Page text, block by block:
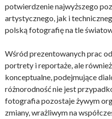
potwierdzenie najwyższego
artystycznego, jak i
polską fotografię na tle
Wśród prezentowanych prac
portrety i reportaże, ale
konceptualne, podejmujące
różnorodność nie jest
fotografia pozostaje żywym
zmiany, wrażliwym na